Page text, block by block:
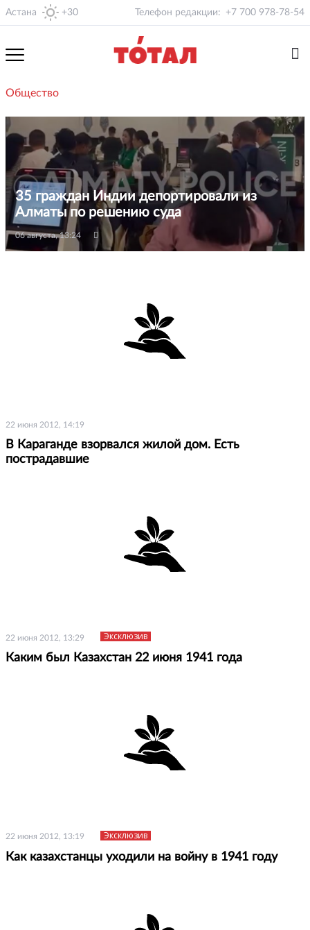
Астана +30 Телефон редакции: +7 700 978-78-54
Общество
35 граждан Индии депортировали из
Алматы по решению суда
06 августа, 13:24
22 июня 2012, 14:19
В Караганде взорвался жилой дом. Есть
пострадавшие
22 июня 2012, 13:29 Эксклюзив
Каким был Казахстан 22 июня 1941 года
22 июня 2012, 13:19 Эксклюзив
Как казахстанцы уходили на войну в 1941 году